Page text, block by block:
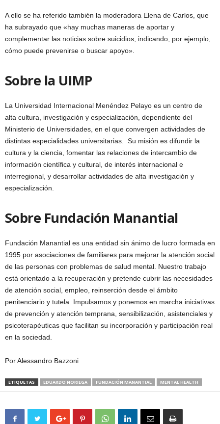
A ello se ha referido también la moderadora Elena de Carlos, que
ha subrayado que «hay muchas maneras de aportar y
complementar las noticias sobre suicidios, indicando, por ejemplo,
cómo puede prevenirse o buscar apoyo».
Sobre la UIMP
La Universidad Internacional Menéndez Pelayo es un centro de
alta cultura, investigación y especialización, dependiente del
Ministerio de Universidades, en el que convergen actividades de
distintas especialidades universitarias. Su misión es difundir la
cultura y la ciencia, fomentar las relaciones de intercambio de
información científica y cultural, de interés internacional e
interregional, y desarrollar actividades de alta investigación y
especialización.
Sobre Fundación Manantial
Fundación Manantial es una entidad sin ánimo de lucro formada en
1995 por asociaciones de familiares para mejorar la atención social
de las personas con problemas de salud mental. Nuestro trabajo
está orientado a la recuperación y pretende cubrir las necesidades
de atención social, empleo, reinserción desde el ámbito
penitenciario y tutela. Impulsamos y ponemos en marcha iniciativas
de prevención y atención temprana, sensibilización, asistenciales y
psicoterapéuticas que facilitan su incorporación y participación real
en la sociedad.
Por Alessandro Bazzoni
ETIQUETAS EDUARDO NORIEGA FUNDACIÓN MANANTIAL MENTAL HEALTH